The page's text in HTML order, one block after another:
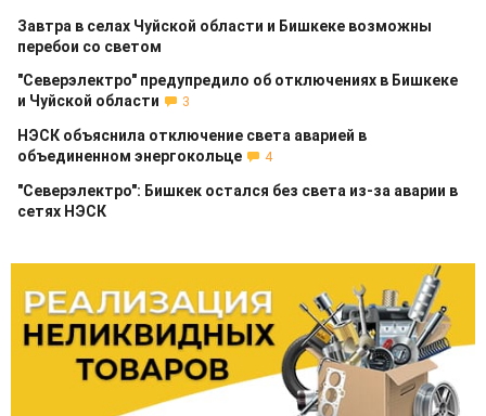
Завтра в селах Чуйской области и Бишкеке возможны
перебои со светом
"Северэлектро" предупредило об отключениях в Бишкеке
и Чуйской области
3
НЭСК объяснила отключение света аварией в
объединенном энергокольце
4
"Северэлектро": Бишкек остался без света из-за аварии в
сетях НЭСК